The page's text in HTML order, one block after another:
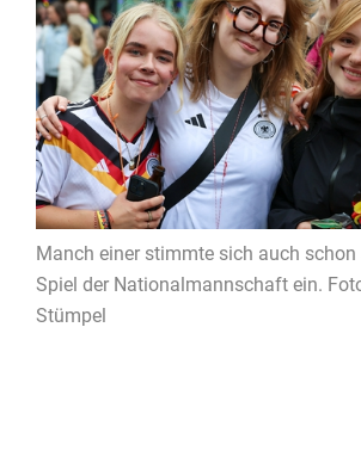
Manch einer stimmte sich auch
Spiel der Nationalmannschaft ein.
Stümpel